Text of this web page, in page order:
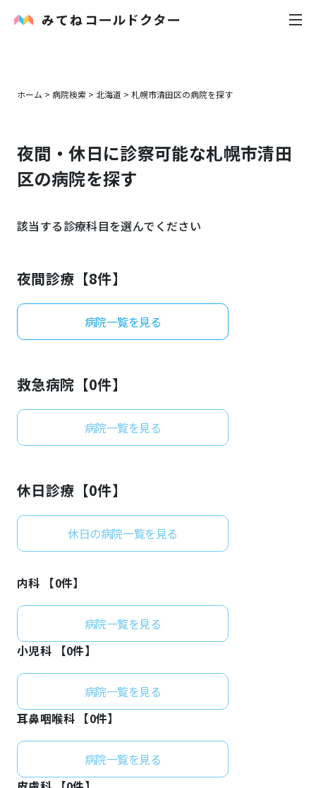
花粉症
感染症
お知らせ
よくあるご質問
ホーム > 病院検索 > 北海道 > 札幌市清田区の病院を探す
夜間・休日に診察可能な札幌市清田
区の病院を探す
該当する診療科目を選んでください
夜間診療【8件】
病院一覧を見る
救急病院【0件】
病院一覧を見る
休日診療【0件】
休日の病院一覧を見る
内科 【0件】
病院一覧を見る
小児科 【0件】
病院一覧を見る
耳鼻咽喉科 【0件】
病院一覧を見る